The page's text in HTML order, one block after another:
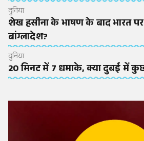
दुनिया
शेख हसीना के भाषण के बाद भारत पर
बांग्लादेश?
दुनिया
20 मिनट में 7 धमाके, क्या दुबई में